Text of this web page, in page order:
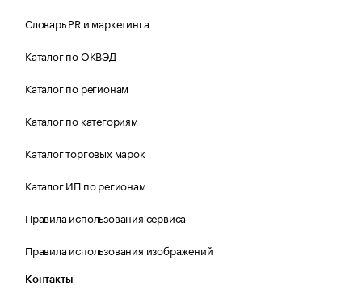
Словарь PR и маркетинга
Каталог по ОКВЭД
Каталог по регионам
Каталог по категориям
Каталог торговых марок
Каталог ИП по регионам
Правила использования сервиса
Правила использования изображений
Контакты